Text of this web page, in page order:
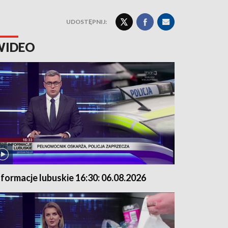
UDOSTĘPNIJ:
lubuskie 16:30: 06.08.2026